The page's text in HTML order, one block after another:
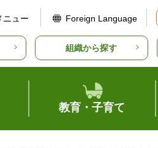
ニュー Foreign Language
組織から探す
教育・子育て